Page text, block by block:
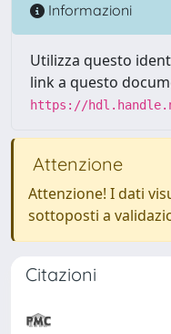
Informazioni
Utilizza questo
link a questo
https://
Attenzione
Attenzione! I dati
sottoposti a
Citazioni